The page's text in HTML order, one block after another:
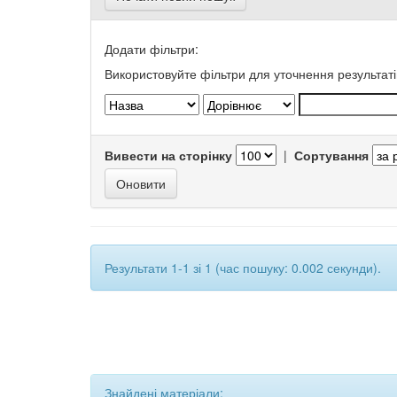
Додати фільтри:
Використовуйте фільтри для уточнення
Вивести на сторінку | Сортування
Результати 1-1 зі 1 (час пошуку: 0.002 секунди).
Знайдені матеріали: